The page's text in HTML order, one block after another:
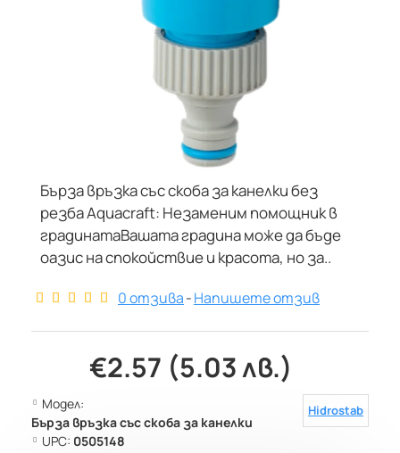
Бърза връзка със скоба за канелки без
резба Aquacraft: Незаменим помощник в
градинатаВашата градина може да бъде
оазис на спокойствие и красота, но за..
0 отзива-Напишете отзив
€2.57 (5.03 лв.)
Модел:
Бърза връзка със скоба за кaнелки
UPC: 0505148
Hidrostab